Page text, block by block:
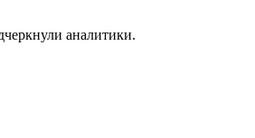
аналитики.